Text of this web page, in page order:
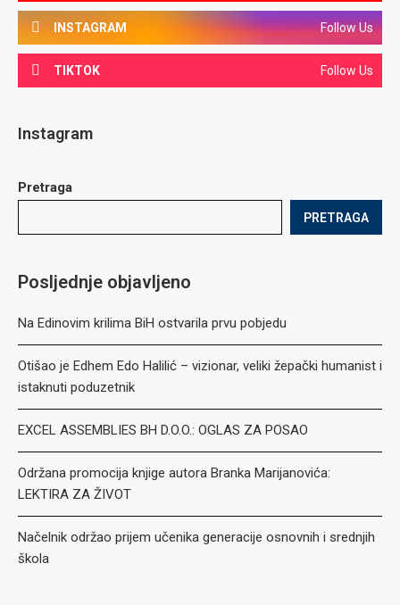
INSTAGRAM Follow Us
TIKTOK Follow Us
Instagram
Pretraga
PRETRAGA
Posljednje objavljeno
Na Edinovim krilima BiH ostvarila prvu pobjedu
Otišao je Edhem Edo Halilić – vizionar, veliki žepački humanist i
istaknuti poduzetnik
EXCEL ASSEMBLIES BH D.O.O.: OGLAS ZA POSAO
Održana promocija knjige autora Branka Marijanovića:
LEKTIRA ZA ŽIVOT
Načelnik održao prijem učenika generacije osnovnih i srednjih
škola